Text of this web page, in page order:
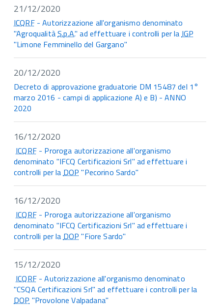
21/12/2020
ICQRF- Autorizzazione all'organismo denominato
"AgroqualitàS.p.A." ad effettuare i controlli per laIGP
"Limone Femminello del Gargano"
20/12/2020
Decreto di approvazione graduatorie DM 15487 del 1°
marzo 2016 - campi di applicazione A) e B) - ANNO
2020
16/12/2020
ICQRF- Proroga autorizzazione all'organismo
denominato "IFCQ Certificazioni Srl" ad effettuare i
controlli per laDOP "Pecorino Sardo"
16/12/2020
ICQRF- Proroga autorizzazione all'organismo
denominato "IFCQ Certificazioni Srl" ad effettuare i
controlli per laDOP "Fiore Sardo"
15/12/2020
ICQRF- Autorizzazione all'organismo denominato
"CSQA Certificazioni Srl" ad effettuare i controlli per la
DOP "Provolone Valpadana"